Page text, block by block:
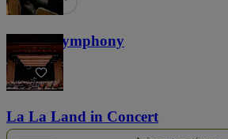
Screen Symphony
5
La La Land in Concert